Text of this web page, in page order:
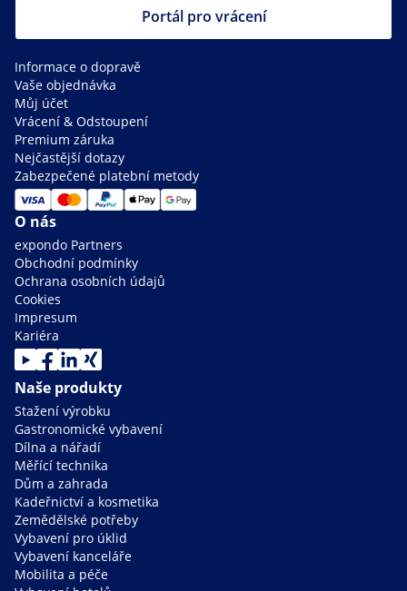
Portál pro vrácení
Informace o dopravě
Vaše objednávka
Můj účet
Vrácení & Odstoupení
Premium záruka
Nejčastější dotazy
Zabezpečené platební metody
O nás
expondo Partners
Obchodní podmínky
Ochrana osobních údajů
Cookies
Impresum
Kariéra
Naše produkty
Stažení výrobku
Gastronomické vybavení
Dílna a nářadí
Měřící technika
Dům a zahrada
Kadeřnictví a kosmetika
Zemědělské potřeby
Vybavení pro úklid
Vybavení kanceláře
Mobilita a péče